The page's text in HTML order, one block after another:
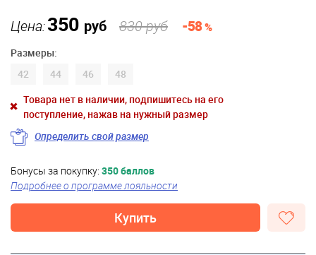
Цена:350 руб 830 руб -58%
Размеры:
42
44 46
48
Товара нет в наличии, подпишитесь на его
поступление, нажав на нужный размер
Определить свой размер
Бонусы за покупку: 350 баллов
Подробнее о программе лояльности
Купить